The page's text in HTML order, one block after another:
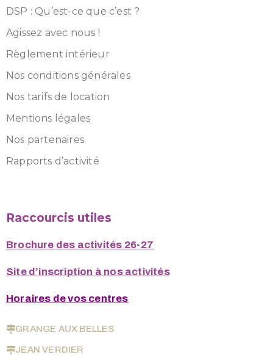
DSP : Qu’est-ce que c’est ?
Agissez avec nous !
Règlement intérieur
Nos conditions générales
Nos tarifs de location
Mentions légales
Nos partenaires
Rapports d’activité
Raccourcis utiles
Brochure des activités 26-27
Site d’inscription à nos activités
Horaires de vos centres
GRANGE AUX BELLES
JEAN VERDIER